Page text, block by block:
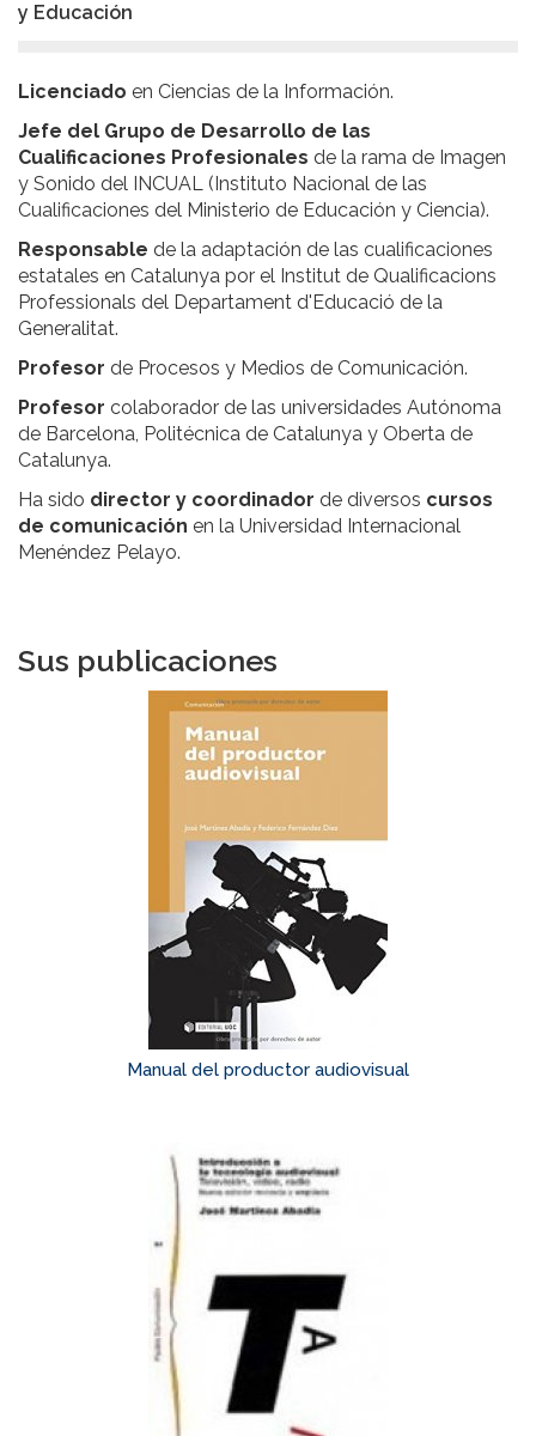
y Educación
Licenciado en Ciencias de la Información.
Jefe del Grupo de Desarrollo de las
Cualificaciones Profesionales de la rama de Imagen
y Sonido del INCUAL (Instituto Nacional de las
Cualificaciones del Ministerio de Educación y Ciencia).
Responsable de la adaptación de las cualificaciones
estatales en Catalunya por el Institut de Qualificacions
Professionals del Departament d'Educació de la
Generalitat.
Profesor de Procesos y Medios de Comunicación.
Profesor colaborador de las universidades Autónoma
de Barcelona, Politécnica de Catalunya y Oberta de
Catalunya.
Ha sido director y coordinador de diversos cursos
de comunicación en la Universidad Internacional
Menéndez Pelayo.
Sus publicaciones
Manual del productor audiovisual